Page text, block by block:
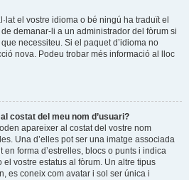
el vostre idioma o bé ningú ha traduït el
demanar-li a un administrador del fòrum si
necessiteu. Si el paquet d’idioma no
nova. Podeu trobar més informació al lloc
costat del meu nom d’usuari?
apareixer al costat del vostre nom
Una d’elles pot ser una imatge associada
forma d’estrelles, blocs o punts i indica
vostre estatus al fòrum. Un altre tipus
es coneix com avatar i sol ser única i